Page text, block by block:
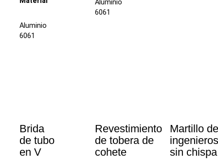
Aluminio
6061
Aluminio
6061
Brida
de tubo
en V
Revestimiento
de tobera de
cohete
Martillo
sin chispa